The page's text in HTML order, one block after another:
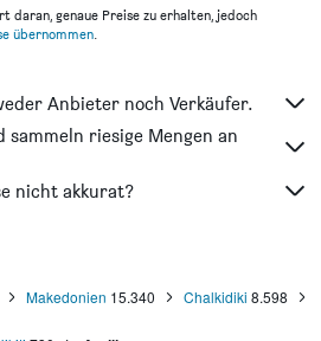
daran, genaue Preise zu erhalten, jedoch
übernommen.
Anbieter noch Verkäufer.
riesige Mengen an
nicht akkurat?
Makedonien 15.340 Chalkidiki 8.598